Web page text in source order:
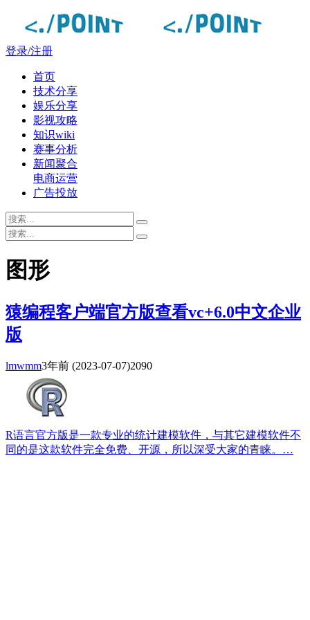
登录/注册
首页
技术分享
娱乐分享
影视攻略
知识wiki
赛事分析
新闻聚合
电商运营
广告投放
图形
猿编程客户端官方版查看vc+6.0中文企业
版
lmwmm3年前 (2023-07-07)2090
R语言官方版是一款专业的统计建模软件，与其它建模软件不
同的是这款软件完全免费、开源，所以深受大家的青睐。…